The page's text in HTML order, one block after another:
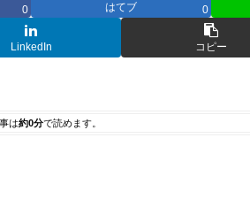
0 はてブ 0
LinkedIn コピー
は約0分で読めます。